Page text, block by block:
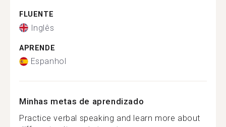
FLUENTE
Inglês
APRENDE
Espanhol
Minhas metas de aprendizado
Practice verbal speaking and learn more about